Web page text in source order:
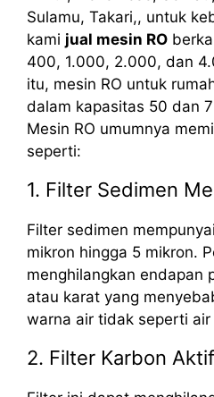
Sulamu, Takari,, untuk
kami jual mesin RO
400, 1.000, 2.000, dan
itu, mesin RO untuk
dalam kapasitas 50 dan
Mesin RO umumnya
seperti:
1. Filter Sedimen
Filter sedimen
mikron hingga 5 mikron.
menghilangkan endapan
atau karat yang
warna air tidak seperti air
2. Filter Karbon